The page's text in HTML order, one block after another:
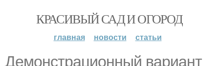
КРАСИВЫЙ САД И ОГОРОД
главная новости статьи
Демонстрационный вариант